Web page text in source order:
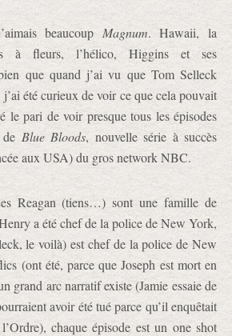
beaucoup Magnum. Hawaii, la
à fleurs, l’hélico, Higgins et ses
que quand j’ai vu que Tom Selleck
été curieux de voir ce que cela pouvait
le pari de voir presque tous les épisodes
Blue Bloods, nouvelle série à succès
aux USA) du gros network NBC.
Reagan (tiens…) sont une famille de
a été chef de la police de New York,
le voilà) est chef de la police de New
(ont été, parce que Joseph est mort en
grand arc narratif existe (Jamie essaie de
avoir été tué parce qu’il enquêtait
chaque épisode est un one shot